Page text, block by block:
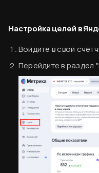
Настройка целей в
Войдите в свой
Перейдите в раздел